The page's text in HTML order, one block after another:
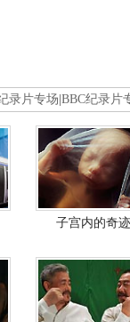
录片专场 BBC纪录片
子宫内的奇迹